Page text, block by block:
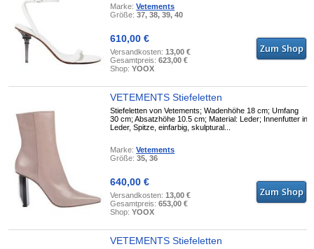
Marke:Vetements
Größe:37, 38, 39, 40
610,00 €
Versandkosten:13,00 €
Gesamtpreis:623,00 €
Shop:YOOX
VETEMENTS Stiefeletten
Stiefeletten von Vetements; Wadenhöhe 18 cm; Umfang
30 cm; Absatzhöhe 10.5 cm; Material: Leder; Innenfutter in
Leder, Spitze, einfarbig, skulptural...
Marke:Vetements
Größe:35, 36
640,00 €
Versandkosten:13,00 €
Gesamtpreis:653,00 €
Shop:YOOX
VETEMENTS Stiefeletten